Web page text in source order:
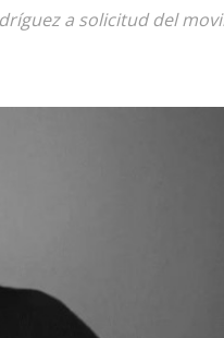
a solicitud del